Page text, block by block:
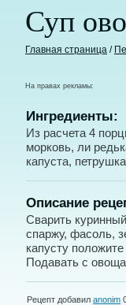
Суп
Главная страница /
На правах рекламы:
Ингредиенты:
Из расчета 4
морковь, ли
капуста,
Описание
Сварить
спаржу, фасоль,
капусту
Подавать с
Рецепт добавил anonim